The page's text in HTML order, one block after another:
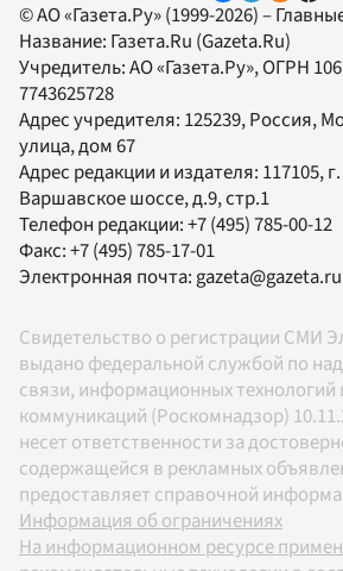
© АО «Газета.Ру» (1999-2026) –
Название: Газета.Ru (Gazeta.Ru)
Учредитель:АО «Газета.Ру», ОГРН
7743625728
Адрес учредителя: 125239, Россия,
улица, дом 67
Адрес редакции и издателя: 117105, г.
Варшавское шоссе, д.9, стр.1
Телефон редакции:+7 (495) 785-00-12
Факс:+7 (495) 785-17-01
Электронная почта:gazeta@gazeta.ru
Свидетельство о регистрации СМИ
выдано федеральной службой по
связи, информационных технологий
коммуникаций (Роскомнадзор)
несет ответственности за
содержащейся в рекламных
предоставляет справочной
Информация об ограничениях
На информационном ресурсе